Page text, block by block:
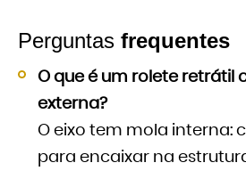
Perguntas frequentes
O que é um rolete retrátil
externa?
O eixo tem mola interna:
para encaixar na